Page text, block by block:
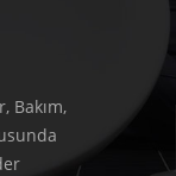
Bakım,